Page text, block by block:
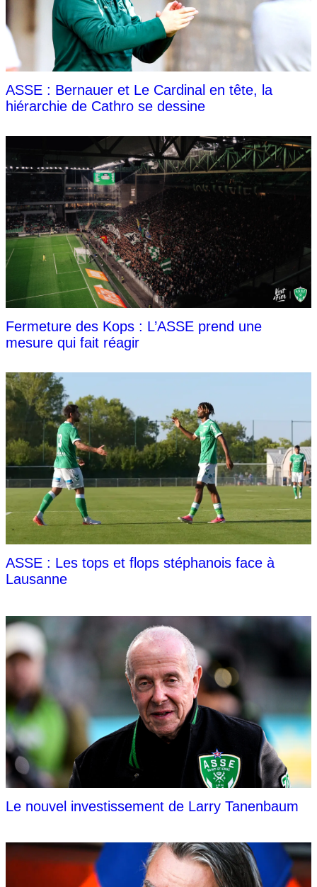
ASSE : Bernauer et Le Cardinal en tête, la
hiérarchie de Cathro se dessine
Fermeture des Kops : L’ASSE prend une
mesure qui fait réagir
ASSE : Les tops et flops stéphanois face à
Lausanne
Le nouvel investissement de Larry Tanenbaum